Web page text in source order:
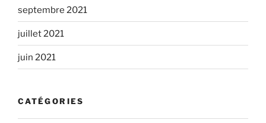
septembre 2021
juillet 2021
juin 2021
CATÉGORIES